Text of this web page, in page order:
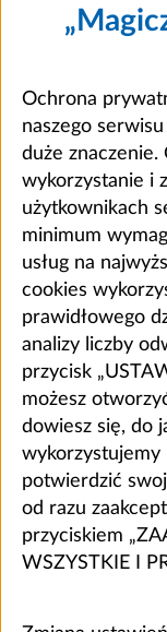
Ochrona
naszego
duże znaczenie.
wykorzystanie i
użytkownikach
minimum
usług na
cookies
prawidłowego
analizy liczby
przycisk
możesz
dowiesz się, do
wykorzystujemy
potwierdzić
od razu
przyciskiem
WSZYSTKIE I